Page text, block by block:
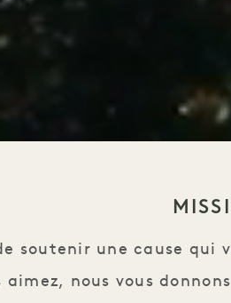
soutenir une cause qui
aimez, nous vous